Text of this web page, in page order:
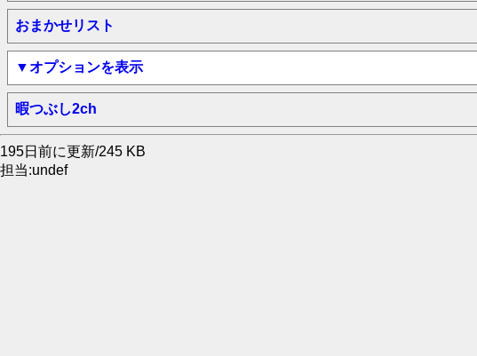
おまかせリスト
▼オプションを表示
暇つぶし2ch
195日前に更新/245 KB
担当:undef